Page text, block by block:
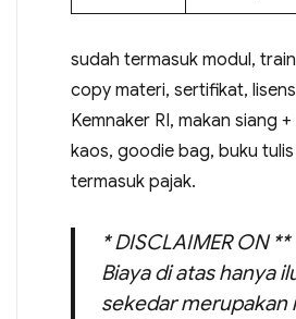
sudah termasuk modul,
copy materi, sertifikat,
Kemnaker RI, makan siang
kaos, goodie bag, buku
termasuk pajak.
* DISCLAIMER ON **
Biaya di atas hanya
sekedar merupakan